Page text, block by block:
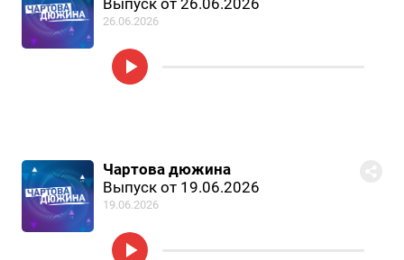
Выпуск от 26.06.2026
26.06.2026
Чартова дюжина
Выпуск от 19.06.2026
19.06.2026